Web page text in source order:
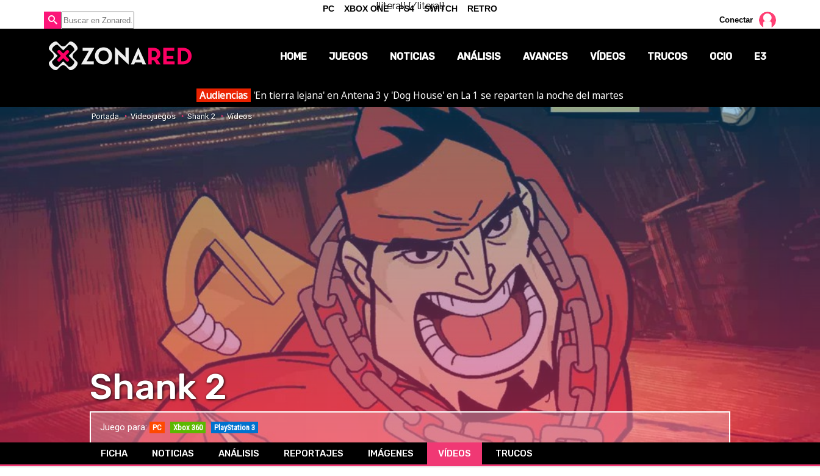
{literal}{/literal}
Conectar
HOME JUEGOS NOTICIAS
OPINIÓN
REPORTAJES
ANÁLISIS AVANCES VÍDEOS TRUCOS OCIO
TV
CÓMICS
E3
Audiencias 'En tierra lejana' en Antena 3 y 'Dog House' en La 1 se reparten la noche del martes
Portada Videojuegos Shank 2 Vídeos
Shank 2
Juego para: PC Xbox 360 PlayStation 3
FICHA NOTICIAS ANÁLISIS REPORTAJES IMÁGENES VÍDEOS TRUCOS
PC XBOX ONE PS4 SWITCH RETRO